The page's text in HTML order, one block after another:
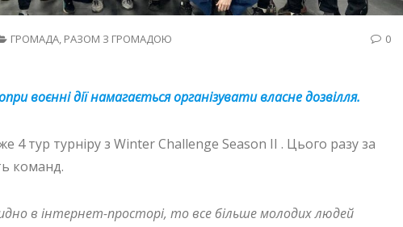
ГРОМАДА, РАЗОМ З ГРОМАДОЮ 0
воєнні дії намагається організувати власне дозвілля.
4 тур турніру з Winter Challenge Season II . Цього разу за
команд.
в інтернет-просторі, то все більше молодих людей